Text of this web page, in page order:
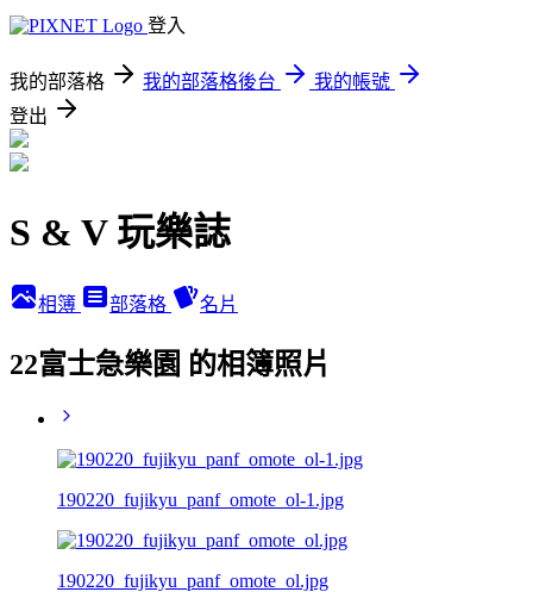
登入
我的部落格 我的部落格後台
我的帳號
登出
S & V 玩樂誌
相簿 部落格 名片
22富士急樂園 的相簿照片
190220_fujikyu_panf_omote_ol-1.jpg
190220_fujikyu_panf_omote_ol.jpg